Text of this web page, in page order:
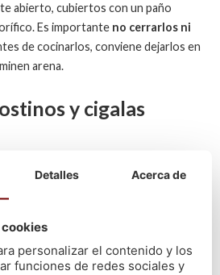
abierto, cubiertos con un paño
Es importante no cerrarlos ni
de cocinarlos, conviene dejarlos en
arena.
y cigalas
y conservar cigalas, lo ideal es
el sabor.
se puede conservar
Detalles Acerca de
personalizar el contenido y los
funciones de redes sociales y